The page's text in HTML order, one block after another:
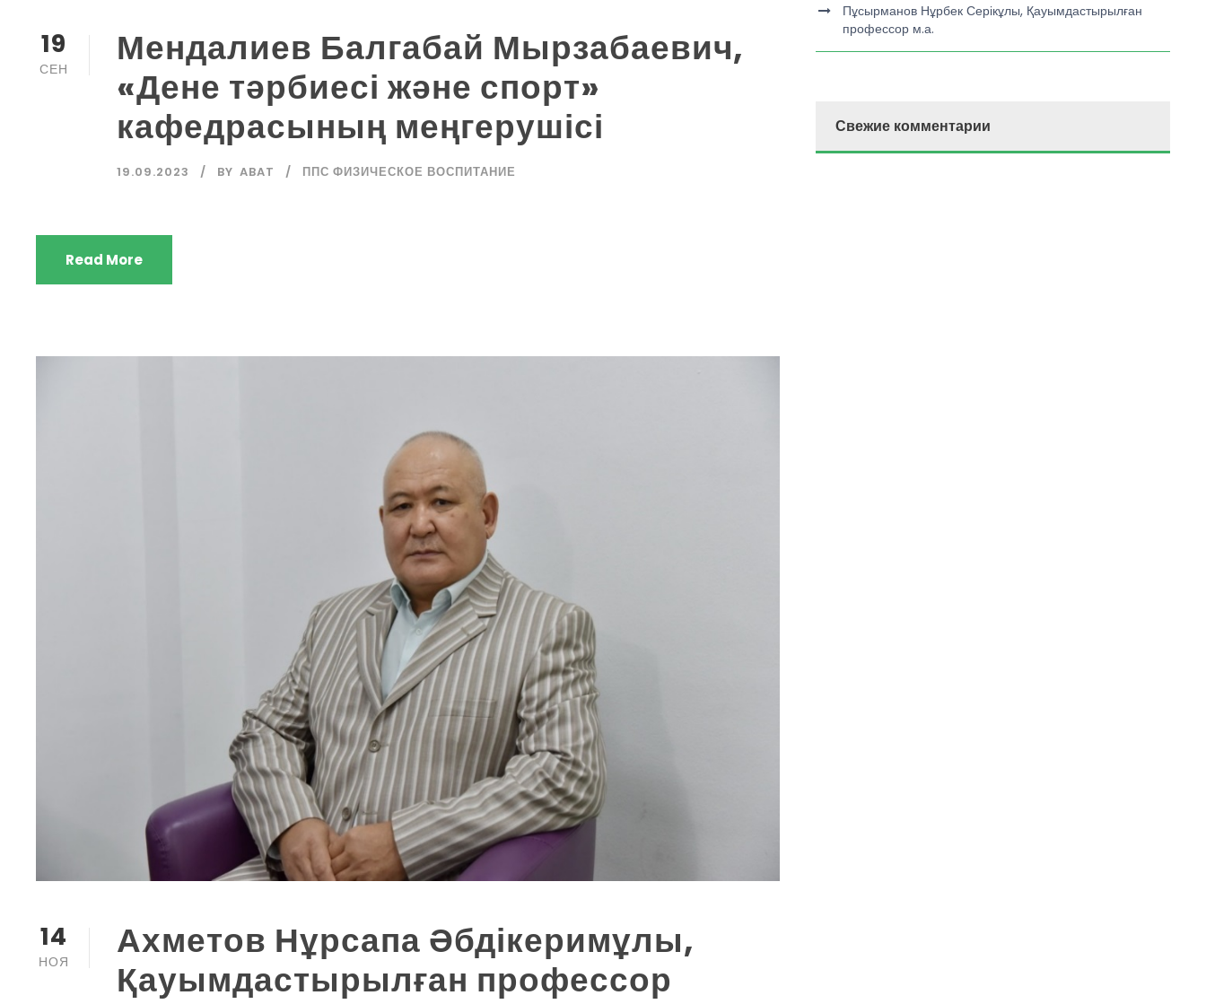
19
СЕН
Мендалиев Балгабай Мырзабаевич,
«Дене тәрбиесі және спорт»
кафедрасының меңгерушісі
19.09.2023 BY ABAT ППС ФИЗИЧЕСКОЕ ВОСПИТАНИЕ
Read More
14
НОЯ
Ахметов Нұрсапа Әбдікеримұлы,
Қауымдастырылған профессор
Пұсырманов Нұрбек Серікұлы, Қауымдастырылған
профессор м.а.
Свежие комментарии